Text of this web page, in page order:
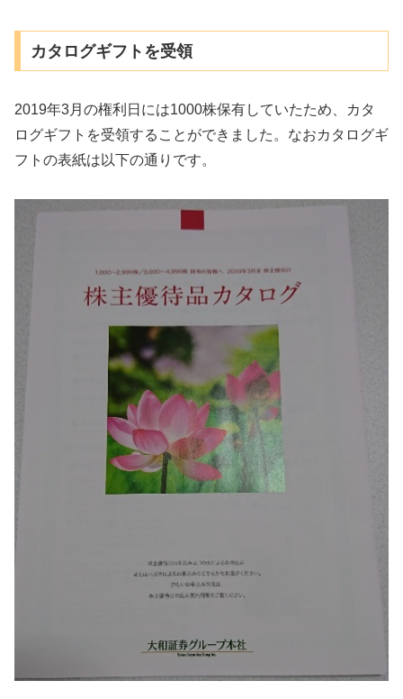
カタログギフトを受領
2019年3月の権利日には1000株保有していたため、カタ
ログギフトを受領することができました。なおカタログギ
フトの表紙は以下の通りです。